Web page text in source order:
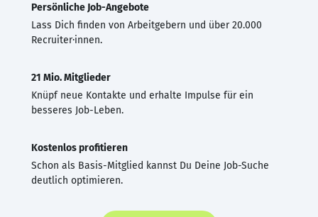
Persönliche Job-Angebote
Lass Dich finden von Arbeitgebern und über 20.000
Recruiter·innen.
21 Mio. Mitglieder
Knüpf neue Kontakte und erhalte Impulse für ein
besseres Job-Leben.
Kostenlos profitieren
Schon als Basis-Mitglied kannst Du Deine Job-Suche
deutlich optimieren.